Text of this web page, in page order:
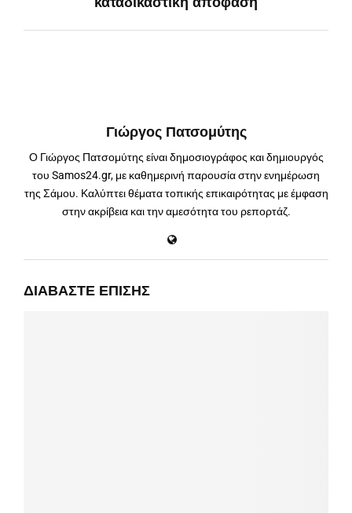
Γιώργος Πατσομύτης
Ο Γιώργος Πατσομύτης είναι δημοσιογράφος και δημιουργός
του Samos24.gr, με καθημερινή παρουσία στην ενημέρωση
της Σάμου. Καλύπτει θέματα τοπικής επικαιρότητας με έμφαση
στην ακρίβεια και την αμεσότητα του ρεπορτάζ.
ΔΙΑΒΆΣΤΕ ΕΠΊΣΗΣ